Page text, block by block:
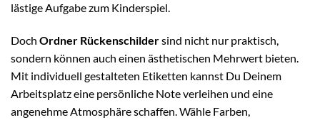
lästige Aufgabe zum Kinderspiel.
Doch Ordner Rückenschildersind nicht nur praktisch,
sondern können auch einen ästhetischen Mehrwert bieten.
Mit individuell gestalteten Etiketten kannst Du Deinem
Arbeitsplatz eine persönliche Note verleihen und eine
angenehme Atmosphäre schaffen. Wähle Farben,